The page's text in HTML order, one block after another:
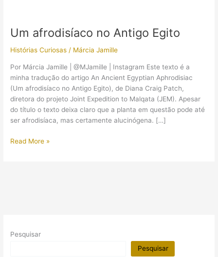
Um afrodisíaco no Antigo Egito
Histórias Curiosas / Márcia Jamille
Por Márcia Jamille | @MJamille | Instagram Este texto é a
minha tradução do artigo An Ancient Egyptian Aphrodisiac
(Um afrodisíaco no Antigo Egito), de Diana Craig Patch,
diretora do projeto Joint Expedition to Malqata (JEM). Apesar
do título o texto deixa claro que a planta em questão pode até
ser afrodisíaca, mas certamente alucinógena. […]
Um
Read More »
Pesquisar
Pesquisar